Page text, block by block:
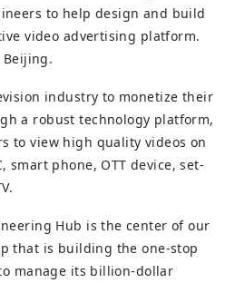
to help design and build
video advertising platform.
industry to monetize their
a robust technology platform,
to view high quality videos on
smart phone, OTT device, set-
Hub is the center of our
that is building the one-stop
manage its billion-dollar